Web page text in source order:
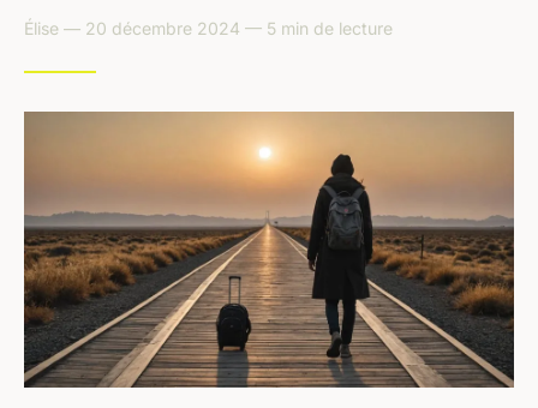
Élise — 20 décembre 2024 — 5 min de lecture